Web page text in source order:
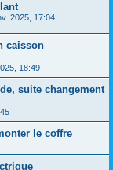
2025, 17:04
caisson
18:49
suite changement
le coffre